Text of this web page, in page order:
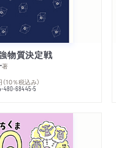
物質決定戦
著
（10％税込み）
480-68445-5